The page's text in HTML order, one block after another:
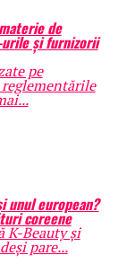
de
și furnizorii
pe
unul european?
coreene
K-Beauty și
pare...